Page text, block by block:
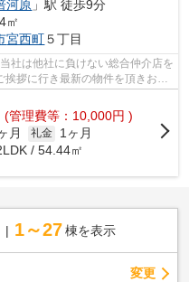
河原 」駅 徒歩9分
㎡
宮西町５丁目
社は他社に負けない総合仲介店を
拶に行き最新の物件を頂きお客
(管理費等：10,000円 )
月 礼金
1ヶ月
/ 54.44㎡
1～27 棟を表示
変更